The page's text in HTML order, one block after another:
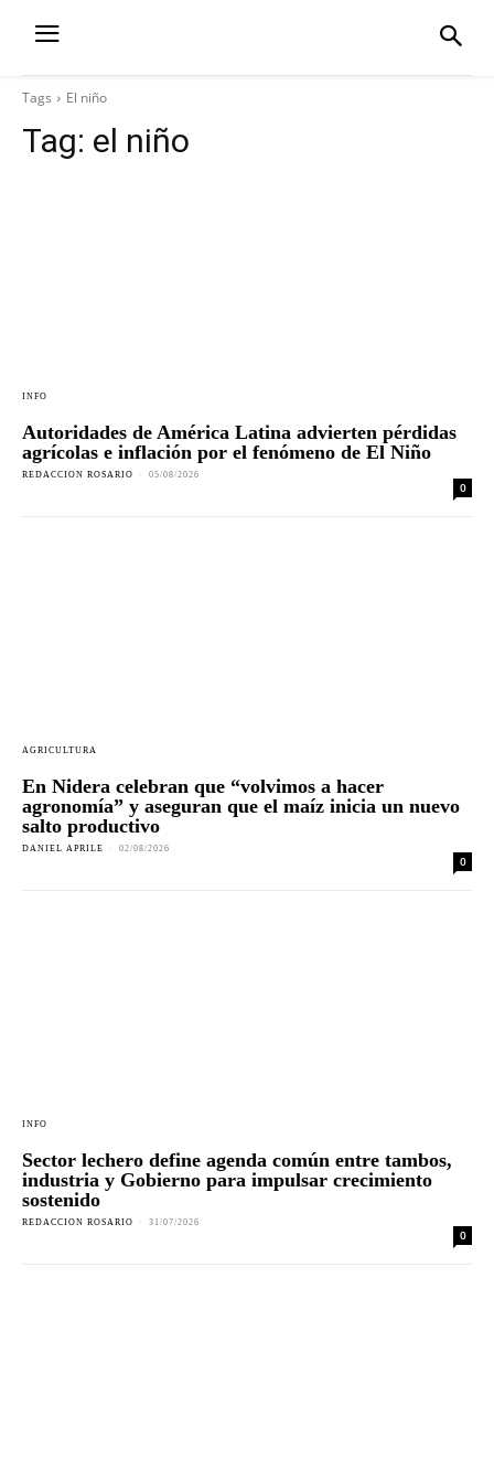
Tags El niño
Tag: el niño
INFO
Autoridades de América Latina advierten pérdidas
agrícolas e inflación por el fenómeno de El Niño
REDACCION ROSARIO - 05/08/2026
0
AGRICULTURA
En Nidera celebran que “volvimos a hacer
agronomía” y aseguran que el maíz inicia un nuevo
salto productivo
DANIEL APRILE - 02/08/2026
0
INFO
Sector lechero define agenda común entre tambos,
industria y Gobierno para impulsar crecimiento
sostenido
REDACCION ROSARIO - 31/07/2026
0